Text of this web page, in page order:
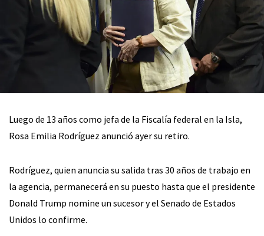
Luego de 13 años como jefa de la Fiscalía federal en la Isla,
Rosa Emilia Rodríguez anunció ayer su retiro.
Rodríguez, quien anuncia su salida tras 30 años de trabajo en
la agencia, permanecerá en su puesto hasta que el presidente
Donald Trump nomine un sucesor y el Senado de Estados
Unidos lo confirme.